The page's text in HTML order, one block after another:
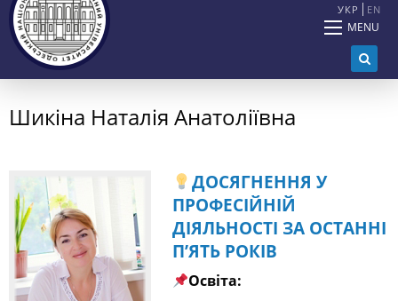
УКР EN
MENU
Шикіна Наталія Анатоліївна
ДОСЯГНЕННЯ У
ПРОФЕСІЙНІЙ
ДІЯЛЬНОСТІ ЗА ОСТАННІ
П’ЯТЬ РОКІВ
Освіта: